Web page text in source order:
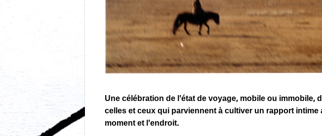
Une célébration de l'état de voyage, mobile ou immobile,
celles et ceux qui parviennent à cultiver un rapport
moment et l'endroit.